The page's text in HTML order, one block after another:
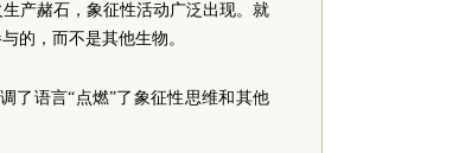
产赭石，象征性活动广泛出现。就
的，而不是其他生物。
了语言“点燃”了象征性思维和其他